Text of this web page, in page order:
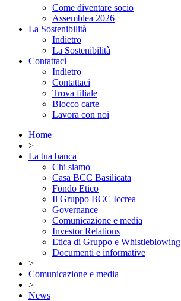
Come diventare socio
Assemblea 2026
La Sostenibilità
Indietro
La Sostenibilità
Contattaci
Indietro
Contattaci
Trova filiale
Blocco carte
Lavora con noi
Home
>
La tua banca
Chi siamo
Casa BCC Basilicata
Fondo Etico
Il Gruppo BCC Iccrea
Governance
Comunicazione e media
Investor Relations
Etica di Gruppo e Whistleblowing
Documenti e informative
>
Comunicazione e media
>
News